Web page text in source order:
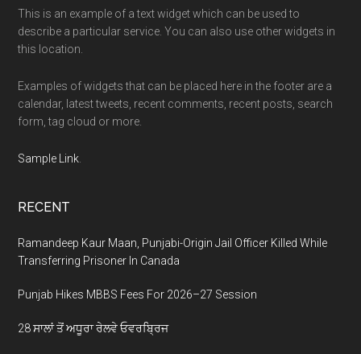
This is an example of a text widget which can be used to
describe a particular service. You can also use other widgets in
this location.
Examples of widgets that can be placed here in the footer are a
calendar, latest tweets, recent comments, recent posts, search
form, tag cloud or more.
Sample Link
RECENT
Ramandeep Kaur Maan, Punjabi-Origin Jail Officer Killed While
Transferring Prisoner In Canada
Punjab Hikes MBBS Fees For 2026–27 Session
28 ਸਾਲਾਂ ਤੋਂ ਅਧੂਰਾ ਰੇਲਵੇ ਓਵਰਬ੍ਰਿਜ